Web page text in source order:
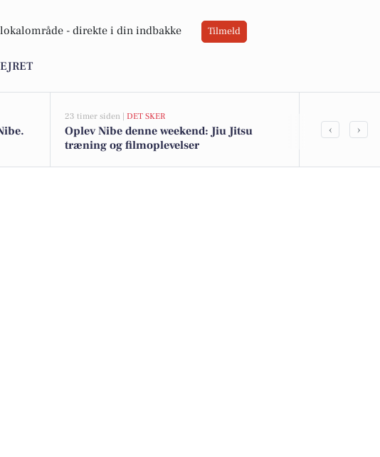
lokalområde - direkte i din indbakke Tilmeld
23 timer siden | DET SKER
Oplev Nibe denne weekend: Jiu Jitsu
træning og filmoplevelser
Lokale
‹ ›